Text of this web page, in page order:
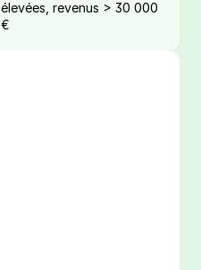
élevées, revenus > 30 000
€